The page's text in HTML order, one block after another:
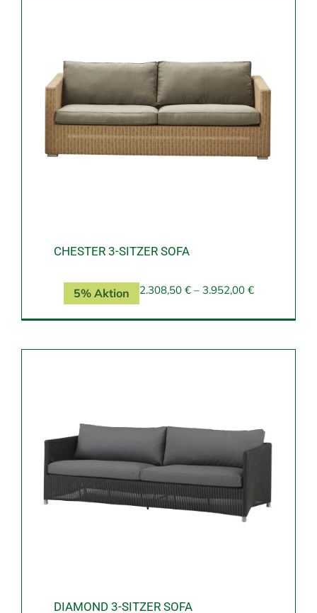
CHESTER 3-SITZER SOFA
2.308,50 €– 3.952,00 €
5% Aktion
DIAMOND 3-SITZER SOFA